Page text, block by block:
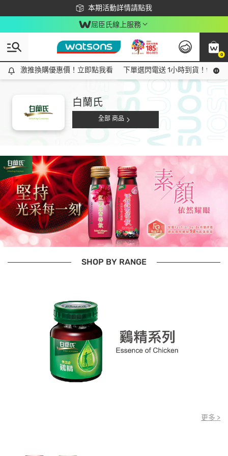
本期活動詳情請點我
下載app最高回饋$350
屈臣氏線上服務
0
激推換購優惠價！立即點我看
激推換購優惠價！立即點我看 下單選閃電送 1小時到貨！領神
白蘭氏
全部 商品
SHOP BY RANGE
更多 >